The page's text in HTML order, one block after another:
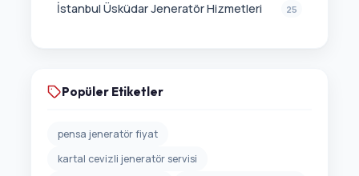
İstanbul Üsküdar Jeneratör Hizmetleri 25
Popüler Etiketler
pensa jeneratör fiyat
kartal cevizli jeneratör servisi